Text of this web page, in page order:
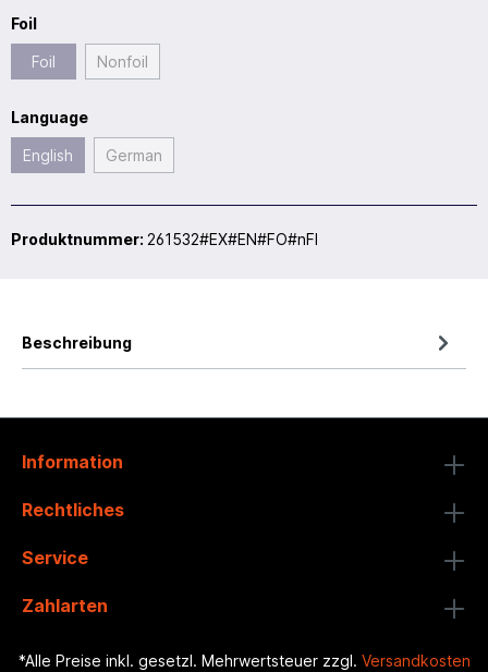
Foil
Foil Nonfoil
Language
English German
Produktnummer: 261532#EX#EN#FO#nFI
Beschreibung
Information
Rechtliches
Service
Zahlarten
*Alle Preise inkl. gesetzl. Mehrwertsteuer zzgl. Versandkosten